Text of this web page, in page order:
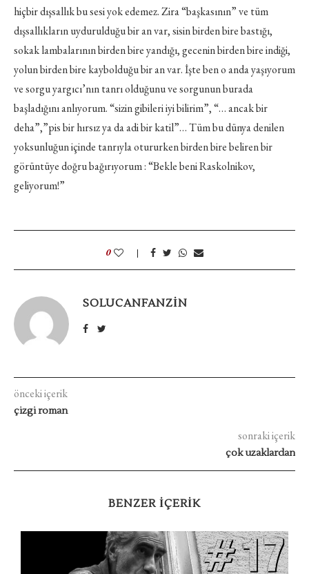
hiçbir dışsallık bu sesi yok edemez. Zira “başkasının” ve tüm
dışsallıkların uydurulduğu bir an var, sisin birden bire bastığı,
sokak lambalarının birden bire yandığı, gecenin birden bire indiği,
yolun birden bire kaybolduğu bir an var. İşte ben o anda yaşıyorum
ve sorgu yargıcı’nın tanrı olduğunu ve sorgunun burada
başladığını anlıyorum. “sizin gibileri iyi bilirim”, “… ancak bir
deha”,”pis bir hırsız ya da adi bir katil”… Tüm bu dünya denilen
yoksunluğun içinde tanrıyla otururken birden bire beliren bir
görüntüye doğru bağırıyorum : “Bekle beni Raskolnikov,
geliyorum!”
0
SOLUCANFANZIN
önceki içerik
çizgi roman
sonraki içerik
çok uzaklardan
BENZER IÇERIK